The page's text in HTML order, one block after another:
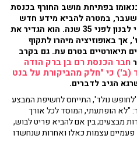
בפתיחת מושב החורף בכנסת
במטרה להביא מידע חדש
אודות החייל רון ארד, שנפל בשבי לבנון לפני 35 שנה. הוא הגדיר את
אך באופוזיציה מיהרו לתקוף
תיאורטיים בטרם עת. גם בקרב
חבר הכנסת רם בן ברק הודה
(ב') כי "חלק מהביקורת על בנט
הגיב לדברים.
נולד', התייחס לחשיפת המבצע
הופתעתי, המוסד לכל אורך
מבצעים; בין אם להביא פריט לבוש,
עצמות כאלו ואחרות שנחשדו